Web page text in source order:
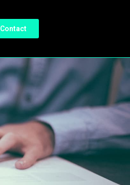
Contact